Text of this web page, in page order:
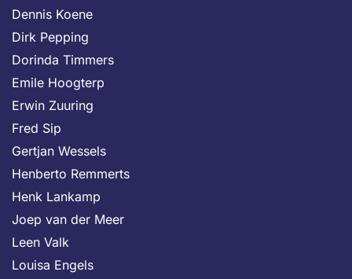
Dennis Koene
Dirk Pepping
Dorinda Timmers
Emile Hoogterp
Erwin Zuuring
Fred Sip
Gertjan Wessels
Henberto Remmerts
Henk Lankamp
Joep van der Meer
Leen Valk
Louisa Engels